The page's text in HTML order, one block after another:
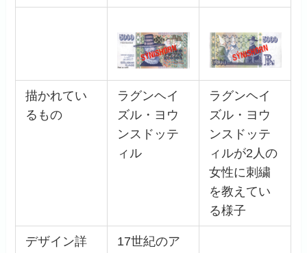
描かれてい
るもの
ラグンヘイ
ズル・ヨウ
ンスドッテ
ィル
ラグンヘイ
ズル・ヨウ
ンスドッテ
ィルが2人の
女性に刺繍
を教えてい
る様子
デザイン詳
17世紀のア